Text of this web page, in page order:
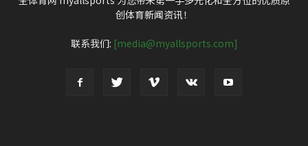
创体育新闻资讯！
联系我们: [media@myallsports.com]